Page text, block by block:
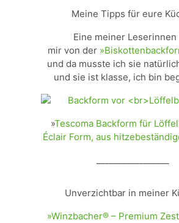
Meine Tipps für eure
Eine meiner Leserinnen
mir von der
und da musste ich sie
und sie ist klasse, ich bin
»Tescoma Backform für
Éclair Form, aus
Unverzichtbar in meiner
»Winzbacher® – Premium